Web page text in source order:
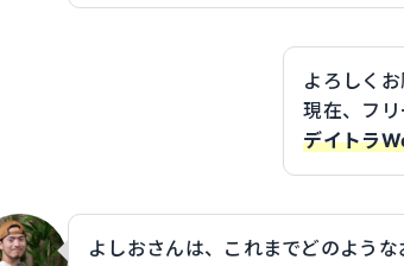
よろしくお
現在、フリ
デイトラ
よしおさんは、これまでどのよう